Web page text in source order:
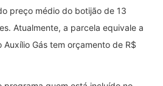
preço médio do botijão de 13
Atualmente, a parcela equivale a
Auxílio Gás tem orçamento de R$